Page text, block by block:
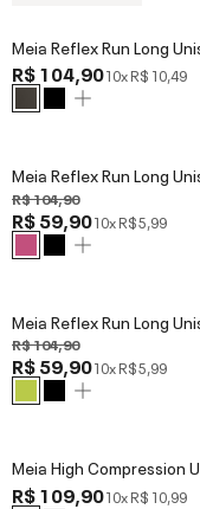
Meia Reflex Run Long
R$ 104,9010xR$ 10,49
Meia Reflex Run Long
R$ 104,90
R$ 59,9010xR$ 5,99
Meia Reflex Run Long
R$ 104,90
R$ 59,9010xR$ 5,99
Meia High Compression
R$ 109,9010xR$ 10,99